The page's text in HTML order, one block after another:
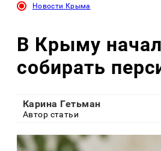
Новости Крыма
В Крыму
собирать
Карина Гетьман
Автор статьи